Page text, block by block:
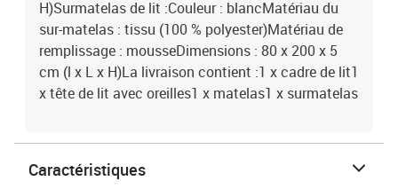
H)Surmatelas de lit :Couleur : blancMatériau du
sur-matelas : tissu (100 % polyester)Matériau de
remplissage : mousseDimensions : 80 x 200 x 5
cm (l x L x H)La livraison contient :1 x cadre de lit1
x tête de lit avec oreilles1 x matelas1 x surmatelas
Caractéristiques